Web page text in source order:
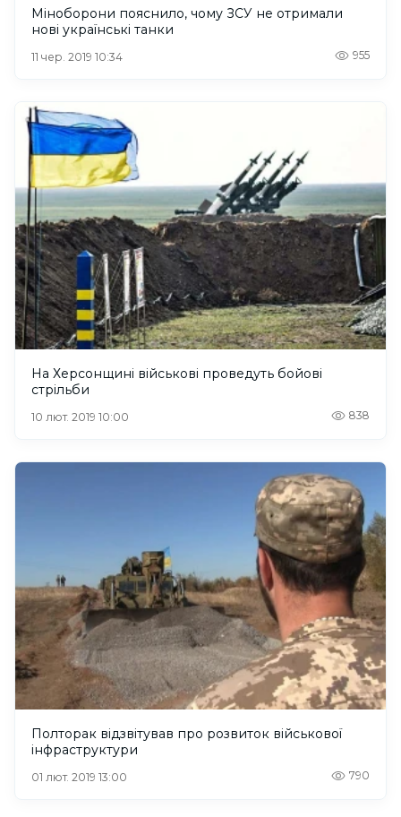
Міноборони пояснило, чому ЗСУ не отримали
нові українські танки
11 чер. 2019 10:34 955
На Херсонщині військові проведуть бойові
стрільби
10 лют. 2019 10:00 838
Полторак відзвітував про розвиток військової
інфраструктури
01 лют. 2019 13:00 790